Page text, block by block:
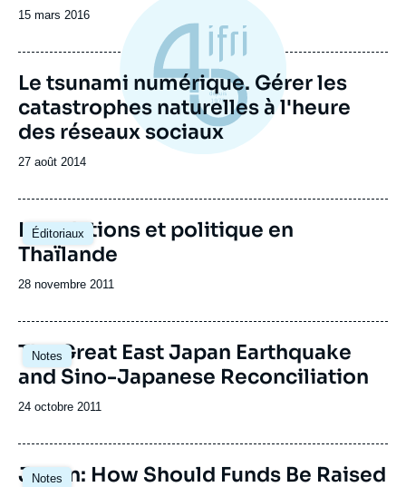
Date
publication
15 mars 2016
Le tsunami numérique. Gérer les
catastrophes naturelles à l'heure
des réseaux sociaux
Date
publication
27 août 2014
Éditoriaux
Inondations et politique en
Thaïlande
Date
publication
28 novembre 2011
Notes
The Great East Japan Earthquake
and Sino-Japanese Reconciliation
Date
publication
24 octobre 2011
Notes
Japan: How Should Funds Be Raised